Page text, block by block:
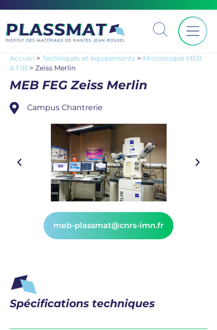
meb-plassmat@cnrs-imn.fr
Accueil > Techniques et équipements > Microscopie MEB
& FIB > Zeiss Merlin
MEB FEG Zeiss Merlin
Campus Chantrerie
Spécifications techniques